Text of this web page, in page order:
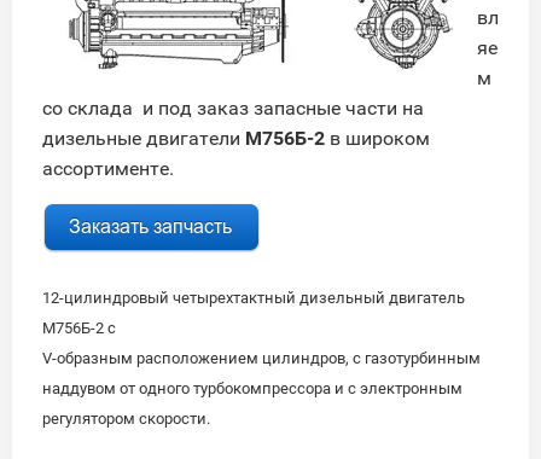
вл
яе
м
со склада и под заказ запасные части на
дизельные двигатели М756Б-2 в широком
ассортименте.
12-цилиндровый четырехтактный дизельный двигатель
М756Б-2 с
V-образным расположением цилиндров, с газотурбинным
наддувом от одного турбокомпрессора и с электронным
регулятором скорости.